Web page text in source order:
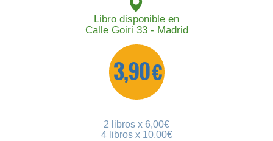
Libro disponible en
Calle Goiri 33 - Madrid
3,90 €
2 libros x 6,00€
4 libros x 10,00€